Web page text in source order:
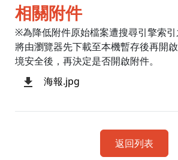
相關附件
※為降低附件原始檔案遭搜尋引擎索
將由瀏覽器先下載至本機暫存後再開
境安全後，再決定是否開啟附件。
海報.jpg
返回列表